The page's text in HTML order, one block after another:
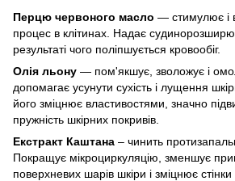
Перцю червоного масло — стимулює і
процес в клітинах. Надає
результаті чого поліпшується кровообіг.
Олія льону — пом'якшує, зволожує і
допомагає усунути сухість і лущення
його зміцнює властивостями, значно
пружність шкірних покривів.
Екстракт Каштана – чинить
Покращує мікроциркуляцію, зменшує
поверхневих шарів шкіри і зміцнює стінки